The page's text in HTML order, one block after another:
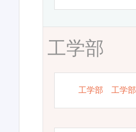
工学部
工学部 工学部